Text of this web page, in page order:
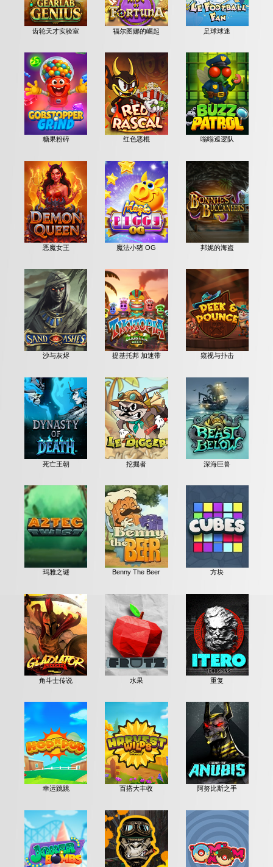
齿轮天才实验室 福尔图娜的崛起 足球球迷
糖果粉碎 红色恶棍 嗡嗡巡逻队
恶魔女王 魔法小猪 OG 邦妮的海盗
沙与灰烬 提基托邦 加速带 窥视与扑击
死亡王朝 挖掘者 深海巨兽
玛雅之谜 Benny The Beer 方块
角斗士传说 水果 重复
幸运跳跳 百搭大丰收 阿努比斯之手